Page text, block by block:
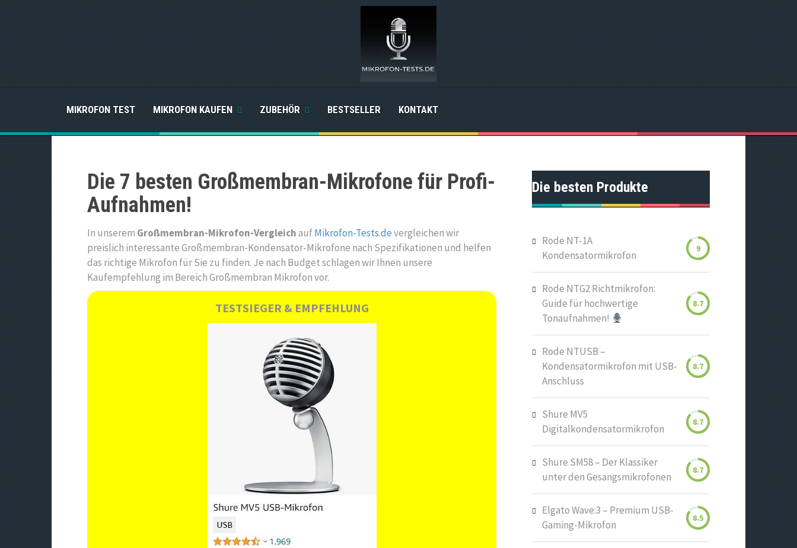
MIKROFON TEST MIKROFON KAUFEN ZUBEHÖR BESTSELLER KONTAKT
Die 7 besten Großmembran-Mikrofone für Profi-
Aufnahmen!
In unserem Großmembran-Mikrofon-VergleichaufMikrofon-Tests.devergleichen wir
preislich interessante Großmembran-Kondensator-Mikrofone nach Spezifikationen und helfen
das richtige Mikrofon für Sie zu finden. Je nach Budget schlagen wir Ihnen unsere
Kaufempfehlung im Bereich Großmembran Mikrofon vor.
TESTSIEGER & EMPFEHLUNG
Die besten Produkte
Rode NT-1A
Kondensatormikrofon
9
Rode NTG2 Richtmikrofon:
Guide für hochwertige
Tonaufnahmen!
8.7
Rode NTUSB –
Kondensatormikrofon mit USB-
Anschluss
8.7
Shure MV5
Digitalkondensatormikrofon
8.7
Shure SM58 – Der Klassiker
unter den Gesangsmikrofonen
8.7
Elgato Wave:3 – Premium USB-
Gaming-Mikrofon
8.5